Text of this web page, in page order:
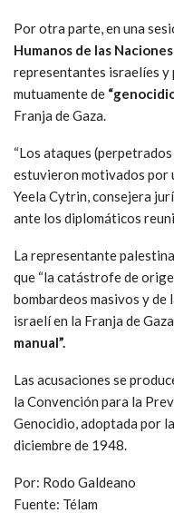
Por otra parte, en una
Humanos de las
representantes israelíes y
mutuamente de
Franja de Gaza.
“Los ataques
estuvieron motivados por
Yeela Cytrin, consejera
ante los diplomáticos
La representante
que “la catástrofe de
bombardeos masivos y
israelí en la Franja de
manual”.
Las acusaciones se
la Convención para la
Genocidio, adoptada por
diciembre de 1948.
Por: Rodo Galdeano
Fuente: Télam